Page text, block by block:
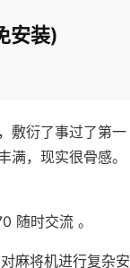
安装)
敷衍了事过了第一
，现实很骨感。
随时交流 。
麻将机进行复杂安